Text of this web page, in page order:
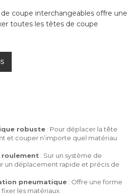
coupe interchangeables offre une
toutes les têtes de coupe
robuste : Pour déplacer la tête
et couper n’importe quel matériau
roulement : Sur un système de
un déplacement rapide et précis de
pneumatique : Offre une forme
les matériaux.